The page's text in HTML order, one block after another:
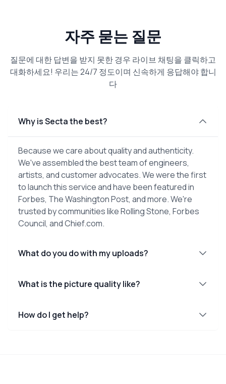
자주 묻는 질문
질문에 대한 답변을 받지 못한 경우 라이브 채팅을 클릭하고
대화하세요! 우리는 24/7 정도이며 신속하게 응답해야 합니
다
Why is Secta the best?
Because we care about quality and authenticity.
We've assembled the best team of engineers,
artists, and customer advocates. We were the first
to launch this service and have been featured in
Forbes, The Washington Post, and more. We're
trusted by communities like Rolling Stone, Forbes
Council, and Chief.com.
What do you do with my uploads?
What is the picture quality like?
How do I get help?